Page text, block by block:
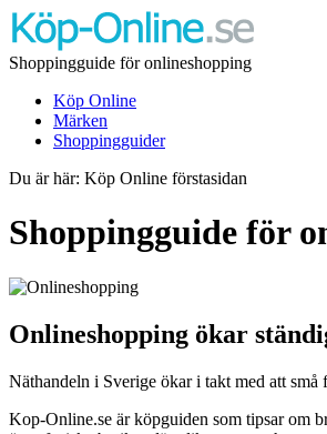
Shoppingguide för onlineshopping
Köp Online
Märken
Shoppingguider
Du är här: Köp Online förstasidan
Shoppingguide för
Onlineshopping ökar
Näthandeln i Sverige ökar i takt med att små
Kop-Online.se är köpguiden som tipsar om